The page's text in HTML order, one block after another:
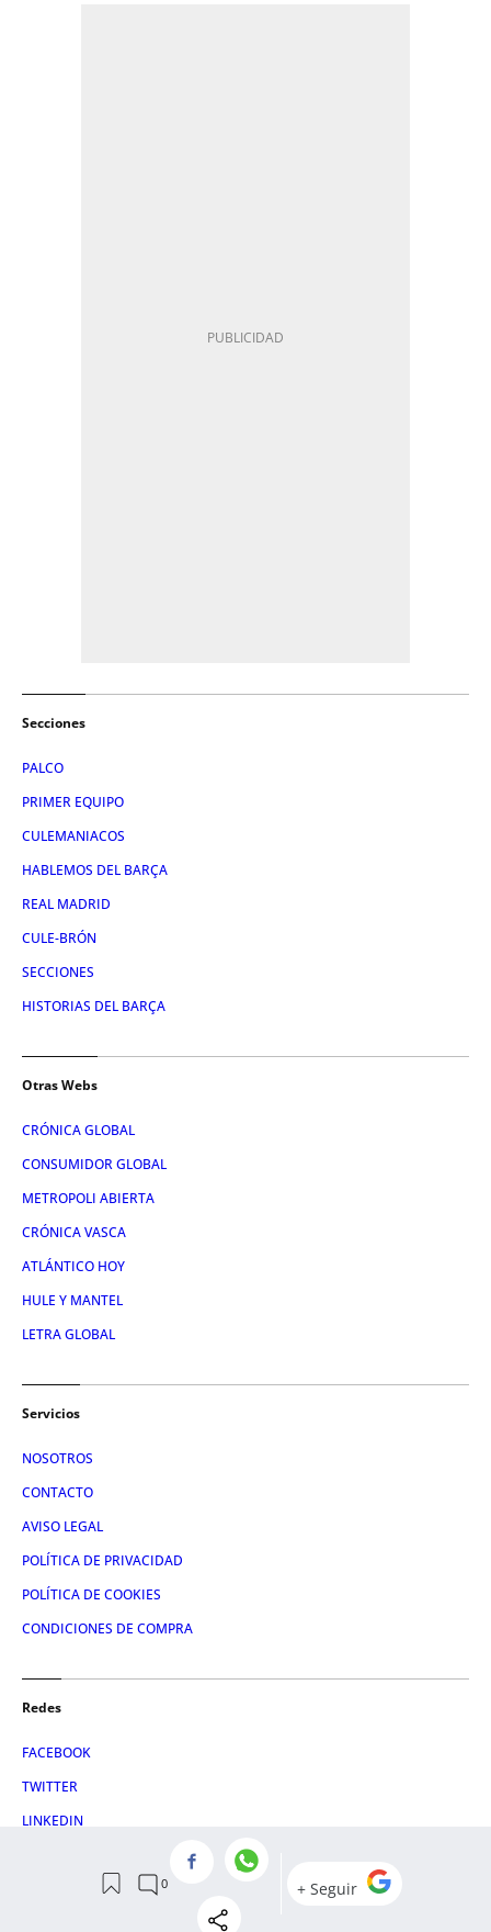
Secciones
PALCO
PRIMER EQUIPO
CULEMANIACOS
HABLEMOS DEL BARÇA
REAL MADRID
CULE-BRÓN
SECCIONES
HISTORIAS DEL BARÇA
Otras Webs
CRÓNICA GLOBAL
CONSUMIDOR GLOBAL
METROPOLI ABIERTA
CRÓNICA VASCA
ATLÁNTICO HOY
HULE Y MANTEL
LETRA GLOBAL
Servicios
NOSOTROS
CONTACTO
AVISO LEGAL
POLÍTICA DE PRIVACIDAD
POLÍTICA DE COOKIES
CONDICIONES DE COMPRA
Redes
FACEBOOK
TWITTER
LINKEDIN